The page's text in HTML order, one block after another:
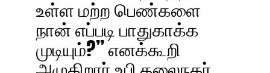
உள்ள மற்ற பெண்களை
நான் எப்படி பாதுகாக்க
முடியும்?” எனக்கூறி